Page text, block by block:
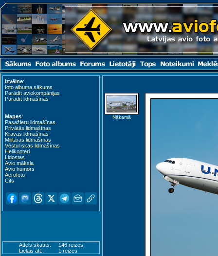
Izvēlne:
foto albuma sākums
Parādīt aviokompānijas
Parādīt lidmašīnas
Mapes:
Pasažieru lidmašīnas
Privātās lidmašīnas
Kravas lidmašīnas
Militārās lidmašīnas
Vēsturiskas lidmašīnas
Helikopteri
Lidostas
Avio māksla
Avio humors
Aerofoto
Cits
Attēls skatīts:
146 reizes
Lielais att.:
1 reizes
Nākamā